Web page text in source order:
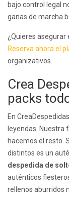
bajo control legal
ganas de marcha
¿Quieres asegurar
Reserva ahora el
organizativos.
Crea
packs
En
leyendas. Nuestra
hacemos el resto.
distintos es un
despedida de
auténticos
rellenos aburridos